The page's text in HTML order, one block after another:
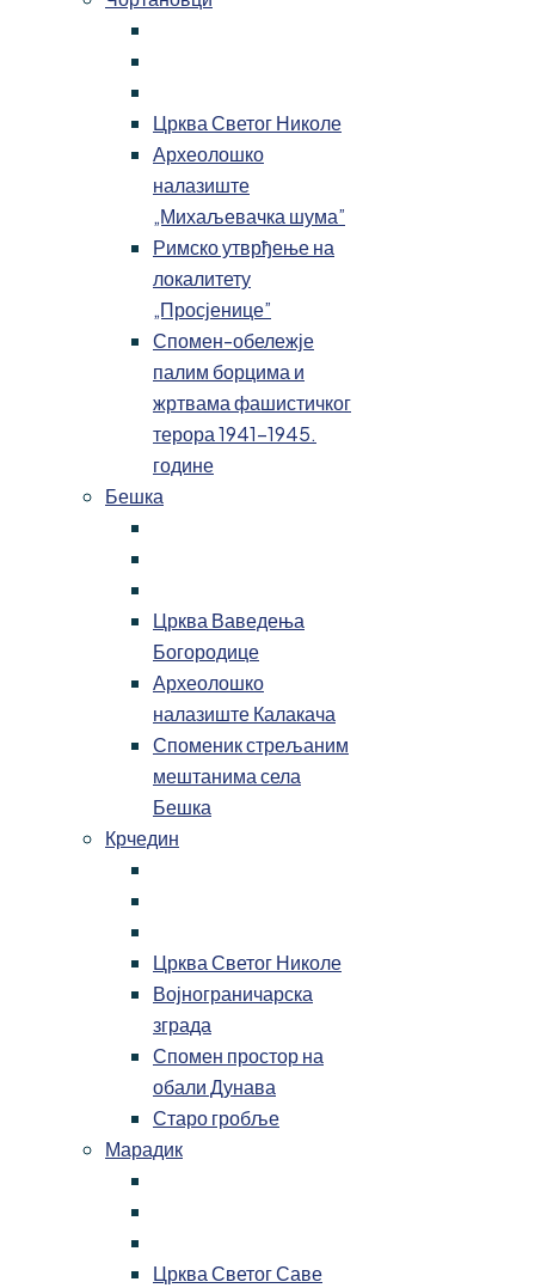
Црква Светог Николе
Археолошко
налазиште
„Михаљевачка шума”
Римско утврђење на
локалитету
„Просјенице”
Спомен-обележје
палим борцима и
жртвама фашистичког
терора 1941-1945.
године
Бешка
Црква Ваведења
Богородице
Археолошко
налазиште Калакача
Споменик стрељаним
мештанима села
Бешка
Крчедин
Црква Светог Николе
Војнограничарска
зграда
Спомен простор на
обали Дунава
Старо гробље
Марадик
Црква Светог Саве